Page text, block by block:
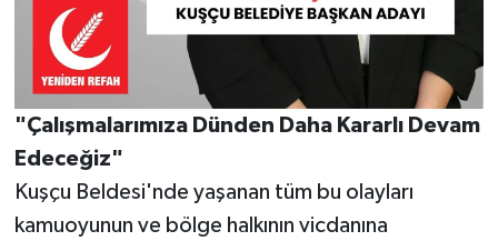
"Çalışmalarımıza Dünden Daha Kararlı Devam
Edeceğiz"
Kuşçu Beldesi'nde yaşanan tüm bu olayları
kamuoyunun ve bölge halkının vicdanına